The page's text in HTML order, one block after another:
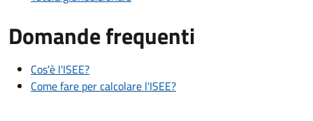
Domande frequenti
Cos'è l'ISEE?
Come fare per calcolare l'ISEE?